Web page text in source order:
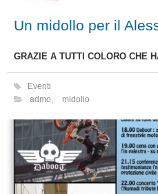
Un midollo per il
GRAZIE A TUTTI COLORO CHE
Eventi
admo
midollo